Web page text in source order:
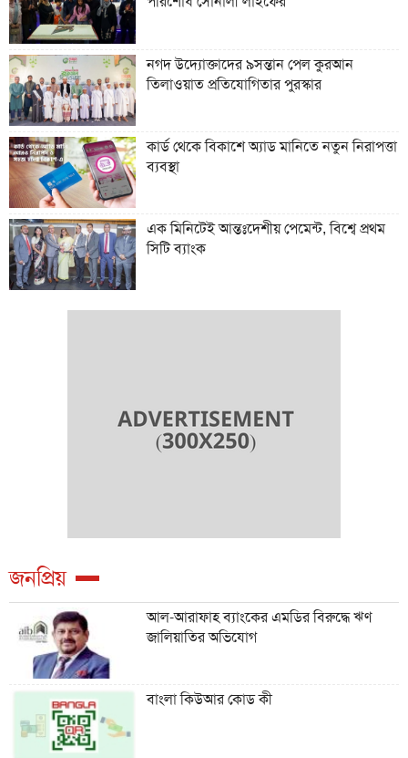
নগদ উদ্যোক্তাদের ৯সন্তান পেল কুরআন
তিলাওয়াত প্রতিযোগিতার পুরস্কার
কার্ড থেকে বিকাশে অ্যাড মানিতে নতুন নিরাপত্তা
ব্যবস্থা
এক মিনিটেই আন্তঃদেশীয় পেমেন্ট, বিশ্বে প্রথম
সিটি ব্যাংক
জনপ্রিয়
আল-আরাফাহ ব্যাংকের এমডির বিরুদ্ধে ঋণ
জালিয়াতির অভিযোগ
বাংলা কিউআর কোড কী